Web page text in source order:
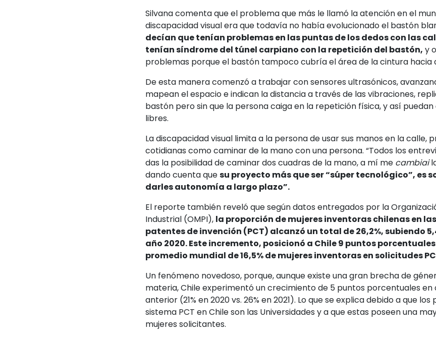
Silvana comenta que el problema que más le llamó la atención en el
discapacidad visual era que todavía no había evolucionado el bastón
decían que tenían problemas en las puntas de los dedos con las
tenían síndrome del túnel carpiano con la repetición del bastón, y
problemas porque el bastón tampoco cubría el área de la cintura hacia
De esta manera comenzó a trabajar con sensores ultrasónicos,
mapean el espacio e indican la distancia a través de las vibraciones,
bastón pero sin que la persona caiga en la repetición física, y así
libres.
La discapacidad visual limita a la persona de usar sus manos en la calle,
cotidianas como caminar de la mano con una persona. “Todos los
das la posibilidad de caminar dos cuadras de la mano, a mí me cambiai
dando cuenta quesu proyecto más que ser “súper tecnológico”, es
darles autonomía a largo plazo”.
El reporte también reveló que según datos entregados por la
Industrial (OMPI), la proporción de mujeres inventoras chilenas en
patentes de invención (PCT) alcanzó un total de 26,2%, subiendo
año 2020. Este incremento, posicionó a Chile 9 puntos
promedio mundial de 16,5% de mujeres inventoras en solicitudes
Un fenómeno novedoso, porque, aunque existe una gran brecha de
materia, Chile experimentó un crecimiento de 5 puntos porcentuales
anterior (21% en 2020 vs. 26% en 2021). Lo que se explica debido a que
sistema PCT en Chile son las Universidades y a que estas poseen una
mujeres solicitantes.